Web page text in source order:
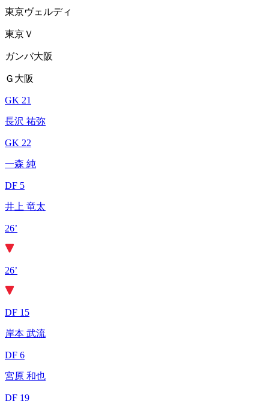
東京ヴェルディ
東京Ｖ
ガンバ大阪
Ｇ大阪
GK 21
長沢 祐弥
GK 22
一森 純
DF 5
井上 竜太
26’
26’
DF 15
岸本 武流
DF 6
宮原 和也
DF 19